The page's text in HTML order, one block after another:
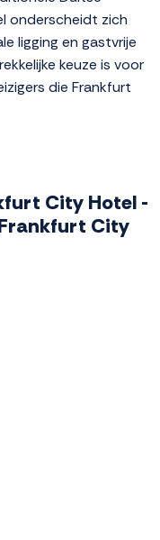
onderscheidt zich
ligging en gastvrije
keuze is voor
die Frankfurt
City Hotel -
City